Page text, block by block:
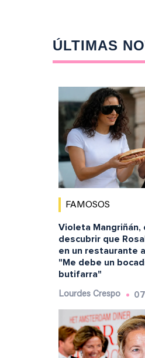
ÚLTIMAS
FAMOSOS
Violeta Mangriñán,
descubrir que
en un restaurante
"Me debe un
butifarra"
Lourdes Crespo